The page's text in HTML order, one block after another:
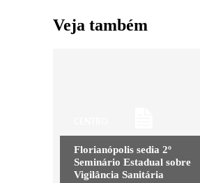
Veja também
Florianópolis sedia 2º
Seminário Estadual sobre
Vigilância Sanitária